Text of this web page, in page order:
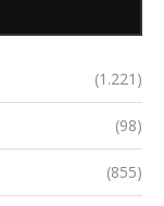
(1.221)
(98)
(855)